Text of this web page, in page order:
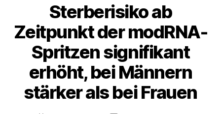
Sterberisiko ab
Zeitpunkt der modRNA-
Spritzen signifikant
erhöht, bei Männern
stärker als bei Frauen